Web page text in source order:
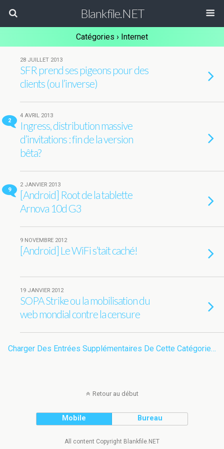
Blankfile.NET
Catégories › Internet
28 JUILLET 2013
SFR prend ses pigeons pour des
clients (ou l’inverse)
2
4 AVRIL 2013
Ingress, distribution massive
d’invitations : fin de la version
bêta?
9
2 JANVIER 2013
[Android] Root de la tablette
Arnova 10d G3
9 NOVEMBRE 2012
[Android] Le WiFi s’tait caché!
19 JANVIER 2012
SOPA Strike ou la mobilisation du
web mondial contre la censure
Charger Des Entrées Supplémentaires De Cette Catégorie…
Retour au début
Mobile Bureau
All content Copyright Blankfile.NET